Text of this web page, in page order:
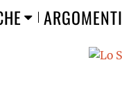
ARGOMENTI